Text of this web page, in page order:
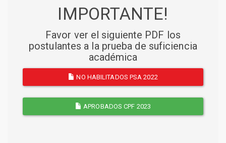
IMPORTANTE!
Favor ver el siguiente PDF los
postulantes a la prueba de suficiencia
académica
NO HABILITADOS PSA 2022
APROBADOS CPF 2023